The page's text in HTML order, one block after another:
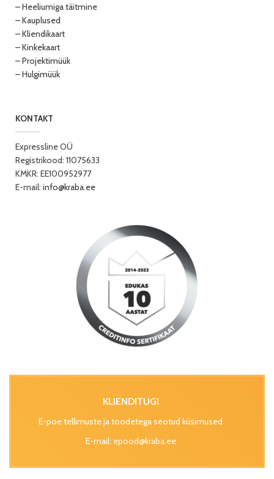
– Heeliumiga täitmine
– Kauplused
– Kliendikaart
– Kinkekaart
– Projektimüük
– Hulgimüük
KONTAKT
Expressline OÜ
Registrikood: 11075633
KMKR: EE100952977
E-mail: info@kraba.ee
KLIENDITUGI
E-poe tellimuste ja toodetega seotud küsimused
E-mail: epood@kraba.ee